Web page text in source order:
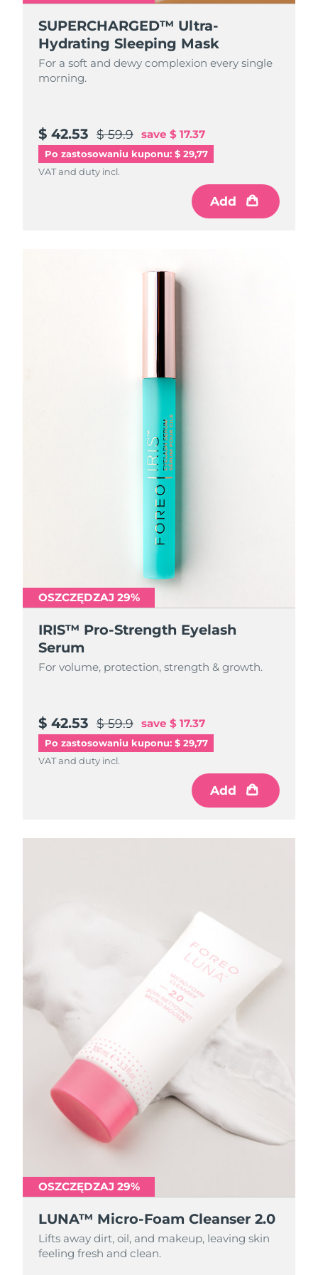
SUPERCHARGED™ Ultra-
Hydrating Sleeping Mask
For a soft and dewy complexion every single
morning.
$ 42.53 $ 59.9 save $ 17.37
Po zastosowaniu kuponu: $ 29,77
VAT and duty incl.
Add
OSZCZĘDZAJ 29%
IRIS™ Pro-Strength Eyelash
Serum
For volume, protection, strength & growth.
$ 42.53 $ 59.9 save $ 17.37
Po zastosowaniu kuponu: $ 29,77
VAT and duty incl.
Add
OSZCZĘDZAJ 29%
LUNA™ Micro-Foam Cleanser 2.0
Lifts away dirt, oil, and makeup, leaving skin
feeling fresh and clean.
OSZCZĘDZAJ 29%
LUNA™ Micro-Foam Cleanser 2.0
Lifts away dirt, oil, and makeup, leaving skin
feeling fresh and clean.